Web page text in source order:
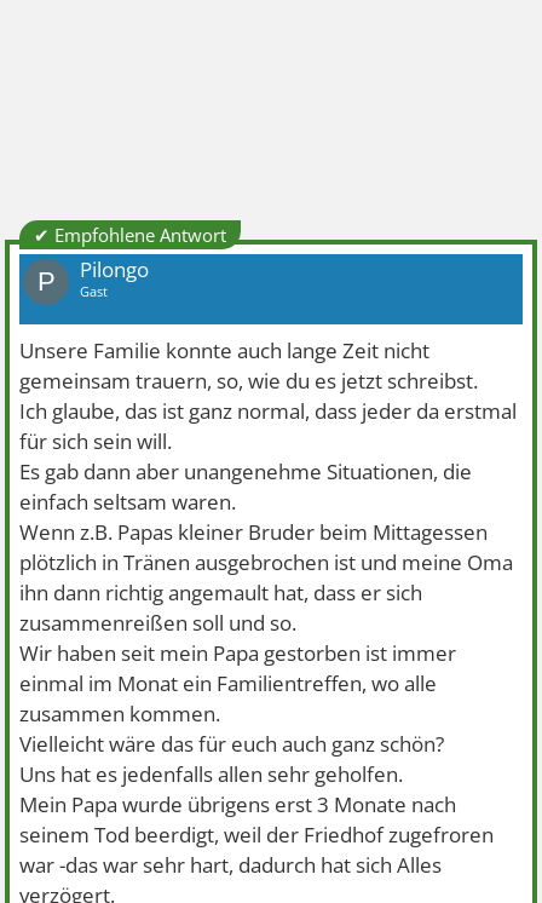
✔ Empfohlene Antwort
P Pilongo
Gast
Unsere Familie konnte auch lange Zeit nicht
gemeinsam trauern, so, wie du es jetzt schreibst.
Ich glaube, das ist ganz normal, dass jeder da erstmal
für sich sein will.
Es gab dann aber unangenehme Situationen, die
einfach seltsam waren.
Wenn z.B. Papas kleiner Bruder beim Mittagessen
plötzlich in Tränen ausgebrochen ist und meine Oma
ihn dann richtig angemault hat, dass er sich
zusammenreißen soll und so.
Wir haben seit mein Papa gestorben ist immer
einmal im Monat ein Familientreffen, wo alle
zusammen kommen.
Vielleicht wäre das für euch auch ganz schön?
Uns hat es jedenfalls allen sehr geholfen.
Mein Papa wurde übrigens erst 3 Monate nach
seinem Tod beerdigt, weil der Friedhof zugefroren
war -das war sehr hart, dadurch hat sich Alles
verzögert.